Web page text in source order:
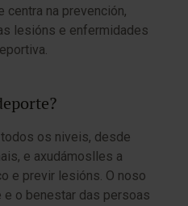
centra na prevención,
lesións e enfermidades
os niveis, desde
e axudámoslles a
e previr lesións. O noso
e o benestar das persoas